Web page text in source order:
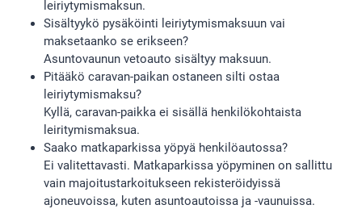
leiriytymismaksun.
Sisältyykö pysäköinti leiriytymismaksuun vai
maksetaanko se erikseen?
Asuntovaunun vetoauto sisältyy maksuun.
Pitääkö caravan-paikan ostaneen silti ostaa
leiriytymismaksu?
Kyllä, caravan-paikka ei sisällä henkilökohtaista
leiritymismaksua.
Saako matkaparkissa yöpyä henkilöautossa?
Ei valitettavasti. Matkaparkissa yöpyminen on sallittu
vain majoitustarkoitukseen rekisteröidyissä
ajoneuvoissa, kuten asuntoautoissa ja -vaunuissa.